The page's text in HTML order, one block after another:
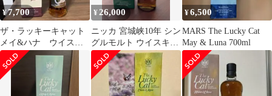
¥7,700
ザ・ラッキーキャット
メイ&ハナ ウイスキ
ー
¥ 26,000
ニッカ 宮城峡10年 シン
グルモルト ウイスキー
、ラッキーキャット 2
本セット
¥6,500
MARS The Lucky Cat
May & Luna 700ml